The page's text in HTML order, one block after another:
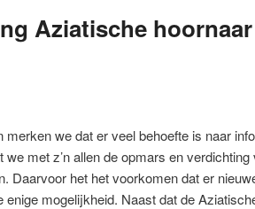
Aziatische
merken we dat er veel behoefte is naar
we met z’n allen de opmars en
Daarvoor het het voorkomen dat er
enige mogelijkheid. Naast dat de